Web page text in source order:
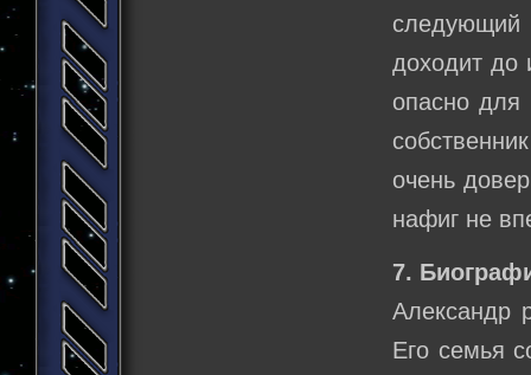
доходит до
опасно
очень
нафиг не
7.
Александр
Его семья